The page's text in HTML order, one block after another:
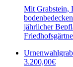
Mit Grabstein,
jährlicher
3.200,00€